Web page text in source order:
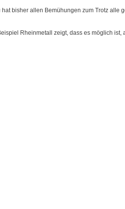
bisher allen Bemühungen zum Trotz alle
Rheinmetall zeigt, dass es möglich ist,